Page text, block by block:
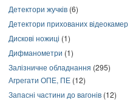
Детектори жучків (6)
Детектори прихованих відеокамер
Дискові ножиці (1)
Дифманометри (1)
Залізничне обладнання (295)
Агрегати ОПЕ, ПЕ (12)
Запасні частини до вагонів (12)